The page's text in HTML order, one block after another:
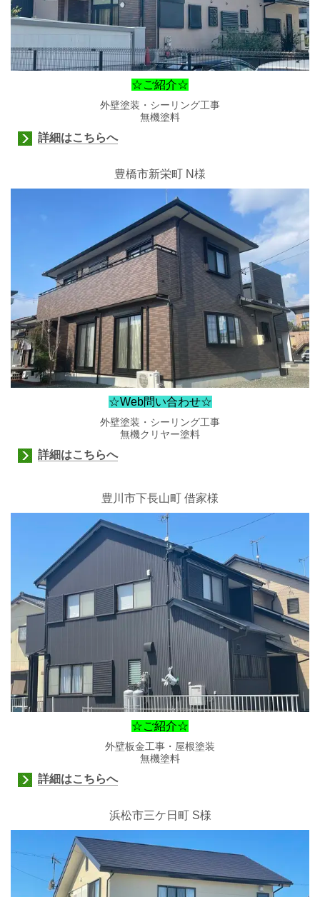
☆ご紹介☆
外壁塗装・シーリング工事
無機塗料
詳細はこちらへ
豊橋市新栄町 N様
☆Web問い合わせ☆
外壁塗装・シーリング工事
無機クリヤー塗料
詳細はこちらへ
豊川市下長山町 借家様
☆ご紹介☆
外壁板金工事・屋根塗装
無機塗料
詳細はこちらへ
浜松市三ケ日町S様